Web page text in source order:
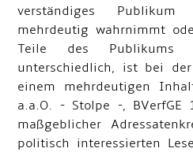
verständiges
mehrdeutig wahrnimmt
Teile des Publikums
unterschiedlich, ist bei
einem mehrdeutigen
a.a.O. - Stolpe -, BVerfGE
maßgeblicher
politisch interessierten